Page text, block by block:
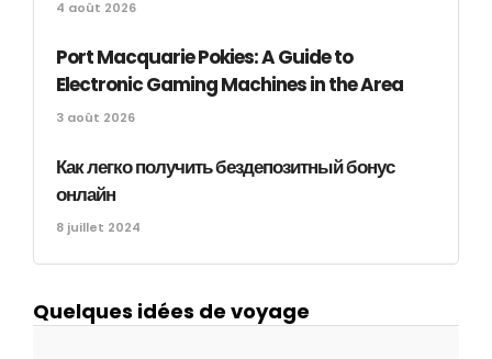
4 août 2026
Port Macquarie Pokies: A Guide to
Electronic Gaming Machines in the Area
3 août 2026
Как легко получить бездепозитный бонус
онлайн
8 juillet 2024
Quelques idées de voyage